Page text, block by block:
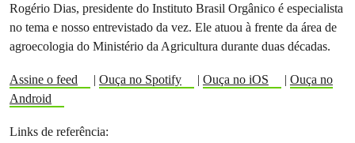
Rogério Dias, presidente do Instituto Brasil Orgânico é especialista
no tema e nosso entrevistado da vez. Ele atuou à frente da área de
agroecologia do Ministério da Agricultura durante duas décadas.
Assine o feed | Ouça no Spotify | Ouça no iOS | Ouça no
Android
Links de referência: